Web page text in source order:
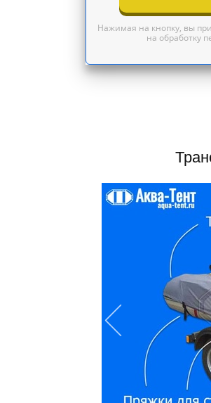
Нажимая на кнопку, вы
на обработку